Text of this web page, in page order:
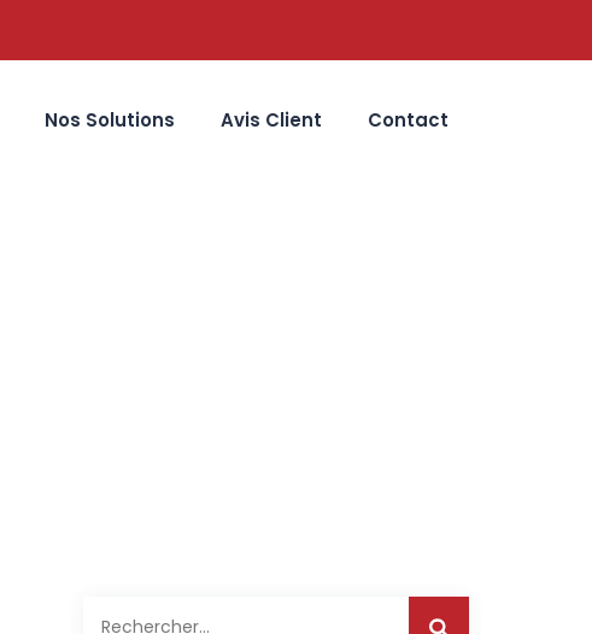
Nos Solutions Avis Client Contact